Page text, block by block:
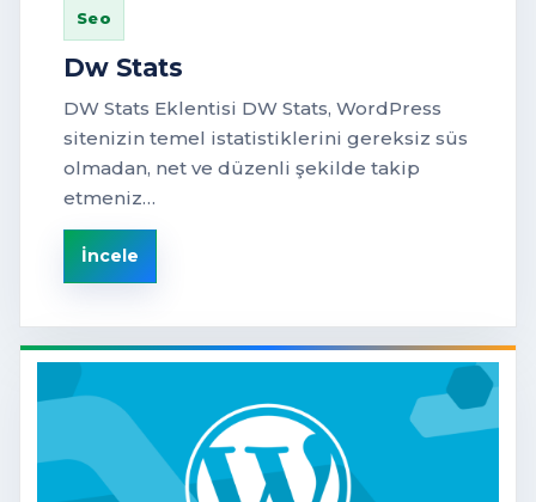
Seo
Dw Stats
DW Stats Eklentisi DW Stats, WordPress
sitenizin temel istatistiklerini gereksiz süs
olmadan, net ve düzenli şekilde takip
etmeniz…
İncele